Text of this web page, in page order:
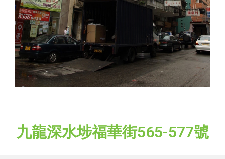
九龍深水埗福華街565-577號